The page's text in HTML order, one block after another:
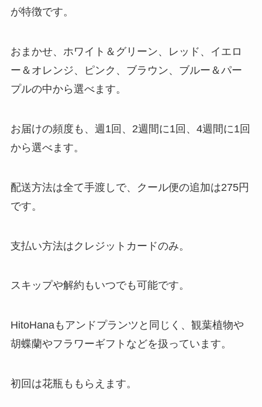
が特徴です。
おまかせ、ホワイト＆グリーン、レッド、イエロ
ー＆オレンジ、ピンク、ブラウン、ブルー＆パー
プルの中から選べます。
お届けの頻度も、週1回、2週間に1回、4週間に1回
から選べます。
配送方法は全て手渡しで、クール便の追加は275円
です。
支払い方法はクレジットカードのみ。
スキップや解約もいつでも可能です。
HitoHanaもアンドプランツと同じく、観葉植物や
胡蝶蘭やフラワーギフトなどを扱っています。
初回は花瓶ももらえます。